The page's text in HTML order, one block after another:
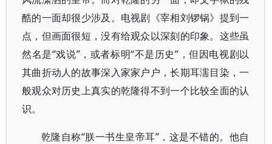
酷的一面却很少涉及。电视剧《宰相刘锣锅》提到一
点，但画面很短，没有给观众以深刻的印象。这些虽
然名是“戏说”，或者标明“不是历史”，但因电视剧以
其曲折动人的故事深入家家户户，长期耳濡目染，一
般观众对历史上真实的乾隆得不到一个比较全面的认
识。
乾隆自称“朕一书生皇帝耳”，这是不错的。他自